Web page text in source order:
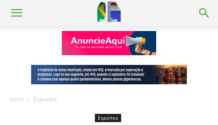
Início Esportes
Esportes